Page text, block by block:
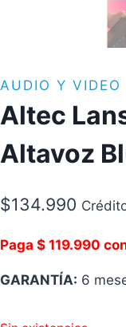
AUDIO Y VIDEO
Altec
Altavoz
$134.990
Paga $ 119.990
GARANTÍA: 6